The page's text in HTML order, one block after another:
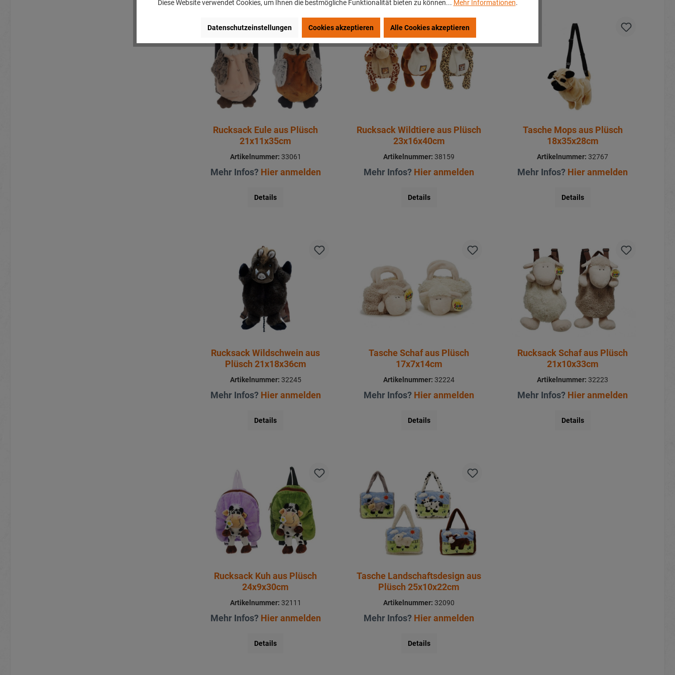
Rucksack Eule aus Plüsch
21x11x35cm
Artikelnummer: 33061
Mehr Infos? Hier anmelden
Details
Rucksack Wildtiere aus Plüsch
23x16x40cm
Artikelnummer: 38159
Mehr Infos? Hier anmelden
Details
Tasche Mops aus Plüsch
18x35x28cm
Artikelnummer: 32767
Mehr Infos? Hier anmelden
Details
Rucksack Wildschwein aus
Plüsch 21x18x36cm
Artikelnummer: 32245
Mehr Infos? Hier anmelden
Details
Tasche Schaf aus Plüsch
17x7x14cm
Artikelnummer: 32224
Mehr Infos? Hier anmelden
Details
Rucksack Schaf aus Plüsch
21x10x33cm
Artikelnummer: 32223
Mehr Infos? Hier anmelden
Details
Rucksack Kuh aus Plüsch
24x9x30cm
Artikelnummer: 32111
Mehr Infos? Hier anmelden
Details
Tasche Landschaftsdesign aus
Plüsch 25x10x22cm
Artikelnummer: 32090
Mehr Infos? Hier anmelden
Details
Diese Website verwendet Cookies, um Ihnen die bestmögliche Funktionalität bieten zu können... Mehr Informationen.
Datenschutzeinstellungen Cookies akzeptieren Alle Cookies akzeptieren